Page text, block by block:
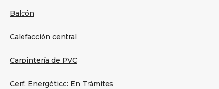
Balcón
Calefacción central
Carpintería de PVC
Cerf. Energético: En Trámites